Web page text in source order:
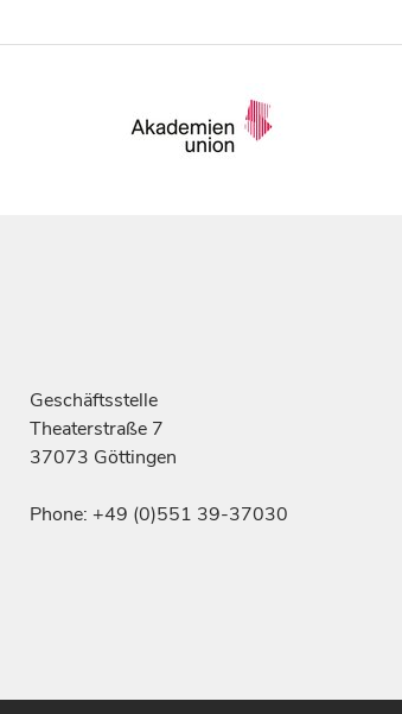
Geschäftsstelle
Theaterstraße 7
37073 Göttingen
Phone: +49 (0)551 39-37030